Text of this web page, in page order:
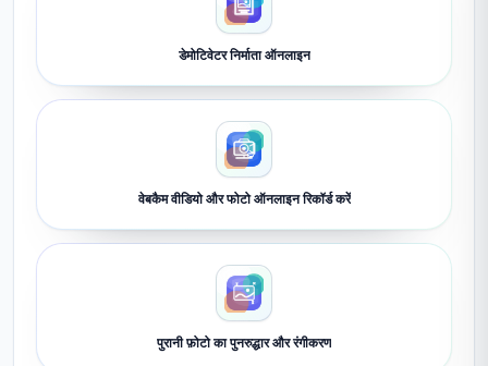
डेमोटिवेटर निर्माता ऑनलाइन
वेबकैम वीडियो और फोटो ऑनलाइन रिकॉर्ड करें
पुरानी फ़ोटो का पुनरुद्धार और रंगीकरण